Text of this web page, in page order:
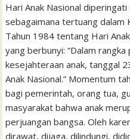
Hari Anak Nasional
sebagaimana tertuang
Tahun 1984 tentang Hari
yang berbunyi: “Dalam
kesejahteraan anak, tanggal
Anak Nasional.” Momentum
bagi pemerintah, orang tua,
masyarakat bahwa anak
perjuangan bangsa. Oleh
dirawat, dijaga, dilindungi,